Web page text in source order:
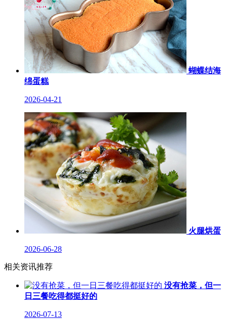
蝴蝶结海
绵蛋糕
2026-04-21
火腿烘蛋
2026-06-28
相关资讯推荐
没有抢菜，但一
日三餐吃得都挺好的
2026-07-13